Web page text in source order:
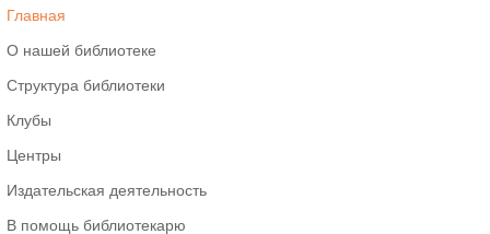
Главная
О нашей библиотеке
Структура библиотеки
Клубы
Центры
Издательская деятельность
В помощь библиотекарю